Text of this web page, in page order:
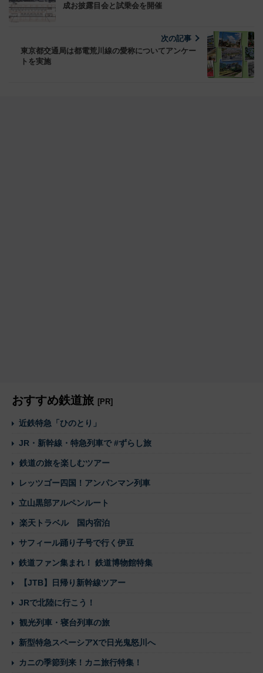
成お披露目会と試乗会を開催
次の記事
東京都交通局は都電荒川線の愛称についてアンケー
トを実施
おすすめ鉄道旅 [PR]
近鉄特急「ひのとり」
JR・新幹線・特急列車で #ずらし旅
鉄道の旅を楽しむツアー
レッツゴー四国！アンパンマン列車
立山黒部アルペンルート
楽天トラベル 国内宿泊
サフィール踊り子号で行く伊豆
鉄道ファン集まれ！ 鉄道博物館特集
【JTB】日帰り新幹線ツアー
JRで北陸に行こう！
観光列車・寝台列車の旅
新型特急スペーシアXで日光鬼怒川へ
カニの季節到来！カニ旅行特集！